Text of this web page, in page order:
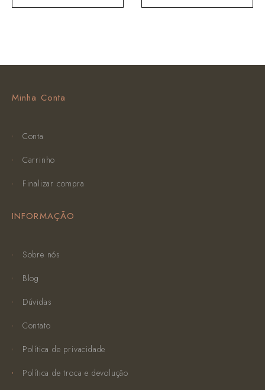
Minha Conta
Conta
Carrinho
Finalizar compra
INFORMAÇÃO
Sobre nós
Blog
Dúvidas
Contato
Política de privacidade
Política de troca e devolução